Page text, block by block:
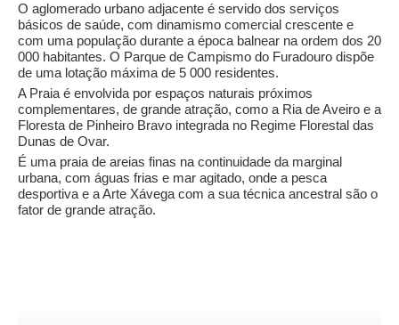
O aglomerado urbano adjacente é servido dos serviços
básicos de saúde, com dinamismo comercial crescente e
com uma população durante a época balnear na ordem dos 20
000 habitantes. O Parque de Campismo do Furadouro dispõe
de uma lotação máxima de 5 000 residentes.
A Praia é envolvida por espaços naturais próximos
complementares, de grande atração, como a Ria de Aveiro e a
Floresta de Pinheiro Bravo integrada no Regime Florestal das
Dunas de Ovar.
É uma praia de areias finas na continuidade da marginal
urbana, com águas frias e mar agitado, onde a pesca
desportiva e a Arte Xávega com a sua técnica ancestral são o
fator de grande atração.